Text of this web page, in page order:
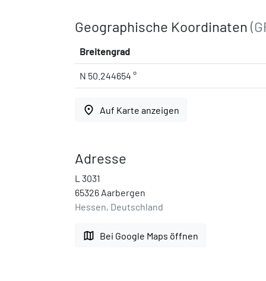
Geographische Koordinaten
Breitengrad
N 50.244654 °
place Auf Karte anzeigen
Adresse
L 3031
65326 Aarbergen
Hessen, Deutschland
map Bei Google Maps öffnen